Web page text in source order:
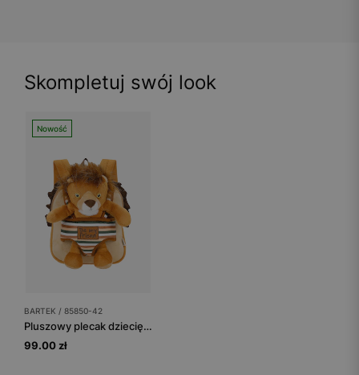
Skompletuj swój look
Nowość
BARTEK / 85850-42
Pluszowy plecak dziecięcy 2w1 z maskotką lwa BARTEK 85850-42
99.00 zł